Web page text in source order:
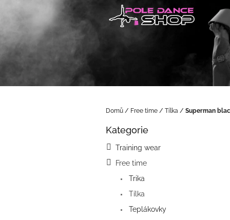
Domů / Free time / Tílka / Superman
Přeskočit
Kategorie
Training wear
Free time
Trika
Tílka
Teplákovky